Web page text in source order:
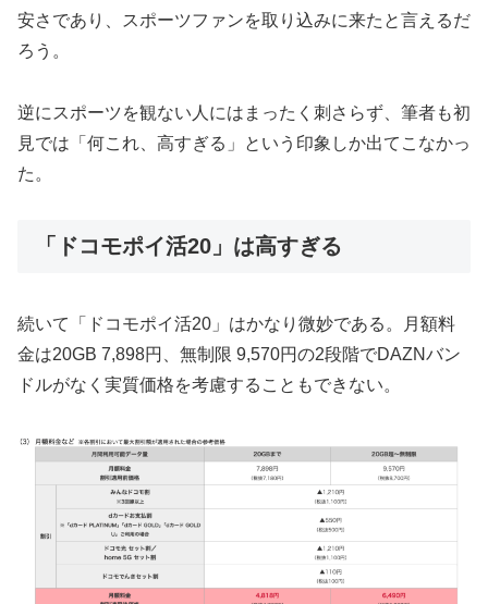
安さであり、スポーツファンを取り込みに来たと言えるだ
ろう。
逆にスポーツを観ない人にはまったく刺さらず、筆者も初
見では「何これ、高すぎる」という印象しか出てこなかっ
た。
「ドコモポイ活20」は高すぎる
続いて「ドコモポイ活20」はかなり微妙である。月額料
金は20GB 7,898円、無制限 9,570円の2段階でDAZNバン
ドルがなく実質価格を考慮することもできない。